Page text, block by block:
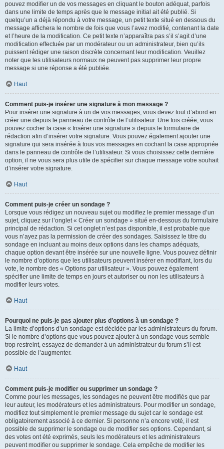
pouvez modifier un de vos messages en cliquant le bouton adéquat, parfois
dans une limite de temps après que le message initial ait été publié. Si
quelqu’un a déjà répondu à votre message, un petit texte situé en dessous du
message affichera le nombre de fois que vous l’avez modifié, contenant la date
et l’heure de la modification. Ce petit texte n’apparaîtra pas s’il s’agit d’une
modification effectuée par un modérateur ou un administrateur, bien qu’ils
puissent rédiger une raison discrète concernant leur modification. Veuillez
noter que les utilisateurs normaux ne peuvent pas supprimer leur propre
message si une réponse a été publiée.
Haut
Comment puis-je insérer une signature à mon message ?
Pour insérer une signature à un de vos messages, vous devez tout d’abord en
créer une depuis le panneau de contrôle de l’utilisateur. Une fois créée, vous
pouvez cocher la case « Insérer une signature » depuis le formulaire de
rédaction afin d’insérer votre signature. Vous pouvez également ajouter une
signature qui sera insérée à tous vos messages en cochant la case appropriée
dans le panneau de contrôle de l’utilisateur. Si vous choisissez cette dernière
option, il ne vous sera plus utile de spécifier sur chaque message votre souhait
d’insérer votre signature.
Haut
Comment puis-je créer un sondage ?
Lorsque vous rédigez un nouveau sujet ou modifiez le premier message d’un
sujet, cliquez sur l’onglet « Créer un sondage » situé en-dessous du formulaire
principal de rédaction. Si cet onglet n’est pas disponible, il est probable que
vous n’ayez pas la permission de créer des sondages. Saisissez le titre du
sondage en incluant au moins deux options dans les champs adéquats,
chaque option devant être insérée sur une nouvelle ligne. Vous pouvez définir
le nombre d’options que les utilisateurs peuvent insérer en modifiant, lors du
vote, le nombre des « Options par utilisateur ». Vous pouvez également
spécifier une limite de temps en jours et autoriser ou non les utilisateurs à
modifier leurs votes.
Haut
Pourquoi ne puis-je pas ajouter plus d’options à un sondage ?
La limite d’options d’un sondage est décidée par les administrateurs du forum.
Si le nombre d’options que vous pouvez ajouter à un sondage vous semble
trop restreint, essayez de demander à un administrateur du forum s’il est
possible de l’augmenter.
Haut
Comment puis-je modifier ou supprimer un sondage ?
Comme pour les messages, les sondages ne peuvent être modifiés que par
leur auteur, les modérateurs et les administrateurs. Pour modifier un sondage,
modifiez tout simplement le premier message du sujet car le sondage est
obligatoirement associé à ce dernier. Si personne n’a encore voté, il est
possible de supprimer le sondage ou de modifier ses options. Cependant, si
des votes ont été exprimés, seuls les modérateurs et les administrateurs
peuvent modifier ou supprimer le sondage. Cela empêche de modifier les